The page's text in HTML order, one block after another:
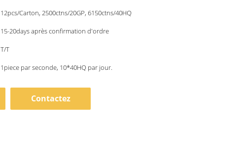
12pcs/Carton, 2500ctns/20GP, 6150ctns/40HQ
15-20days après confirmation d'ordre
T/T
1piece par seconde, 10*40HQ par jour.
Contactez